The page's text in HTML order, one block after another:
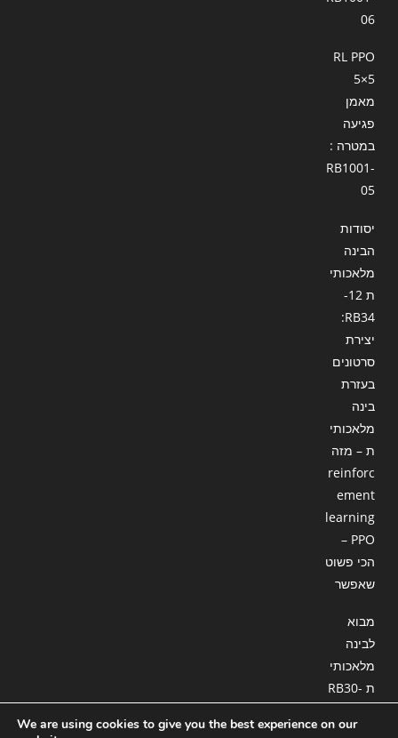
06
RL PPO
5×5
מאמן
פגיעה
במטרה :
RB1001-
05
יסודות
הבינה
מלאכותי
ת 12-
RB34:
יצירת
סרטונים
בעזרת
בינה
מלאכותי
ת – מזה
reinforc
ement
learning
– PPO
הכי פשוט
שאפשר
מבוא
לבינה
מלאכותי
ת RB30-
המשך
We are using cookies to give you the best experience on our